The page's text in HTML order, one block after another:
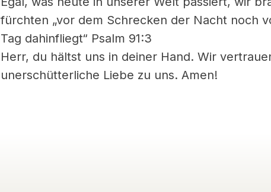
fürchten „vor dem Schrecken der Nacht noch
Tag dahinfliegt“ Psalm 91:3
Herr, du hältst uns in deiner Hand. Wir
unerschütterliche Liebe zu uns. Amen!